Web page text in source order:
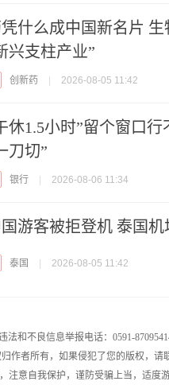
什么成中国新名片 生
兴支柱产业”
创新药 2026-08-05 11:42
休1.5小时”留个窗口行
刀切”
银行 2026-08-06 11:34
游客被拒登机 泰国机
泰国 2026-08-05 11:42
法和不良信息举报电话：0591-
作者所有，如果侵犯了您的版权，请
注意自我保护，谨防受骗上当，适度